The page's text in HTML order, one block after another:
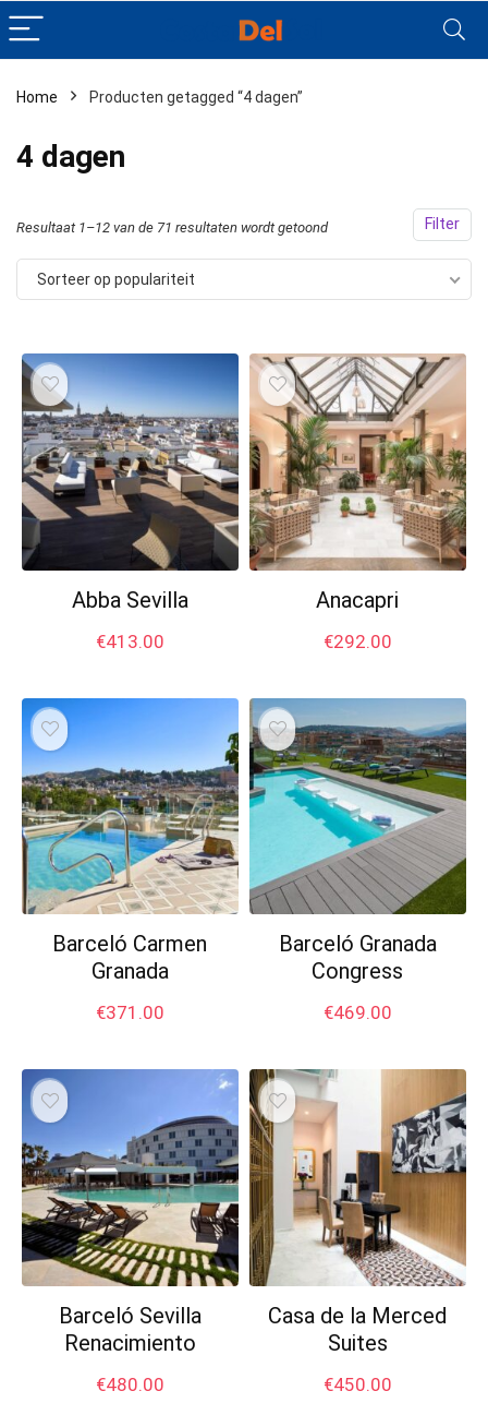
Home Producten getagged “4 dagen”
4 dagen
Filter
Resultaat 1–12 van de 71 resultaten wordt getoond
Sorteer op populariteit
Abba Sevilla
€413.00
Anacapri
€292.00
Barceló Carmen
Granada
€371.00
Barceló Granada
Congress
€469.00
Barceló Sevilla
Renacimiento
€480.00
Casa de la Merced
Suites
€450.00